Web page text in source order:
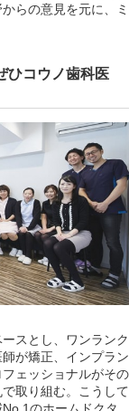
らの意見を元に、ミ
ひコウノ歯科医
スとし、ワンランク
が矯正、インプラン
ェッショナルがその
取り組む。こうして
のホームドクタ